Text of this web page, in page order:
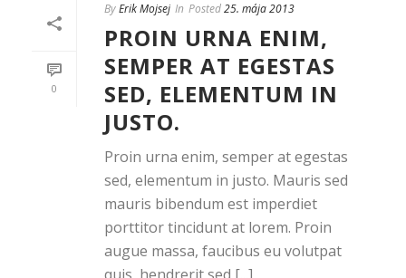
0
ByErik Mojsej In Posted25. mája 2013
PROIN URNA ENIM,
SEMPER AT EGESTAS
SED, ELEMENTUM IN
JUSTO.
Proin urna enim, semper at egestas
sed, elementum in justo. Mauris sed
mauris bibendum est imperdiet
porttitor tincidunt at lorem. Proin
augue massa, faucibus eu volutpat